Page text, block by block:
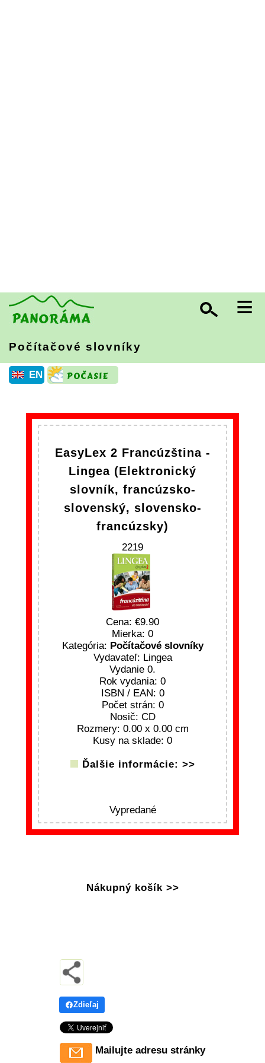
≡
Počítačové slovníky
EN
EasyLex 2 Francúzština -
Lingea (Elektronický
slovník, francúzsko-
slovenský, slovensko-
francúzsky)
2219
Cena:
9.90
Mierka: 0
Kategória: Počítačové slovníky
Vydavateľ: Lingea
Vydanie 0.
Rok vydania: 0
ISBN / EAN: 0
Počet strán: 0
Nosič: CD
Rozmery: 0.00 x 0.00 cm
Kusy na sklade: 0
Ďalšie informácie: >>
Vypredané
Nákupný košík >>
Zdieľaj
Mailujte adresu stránky